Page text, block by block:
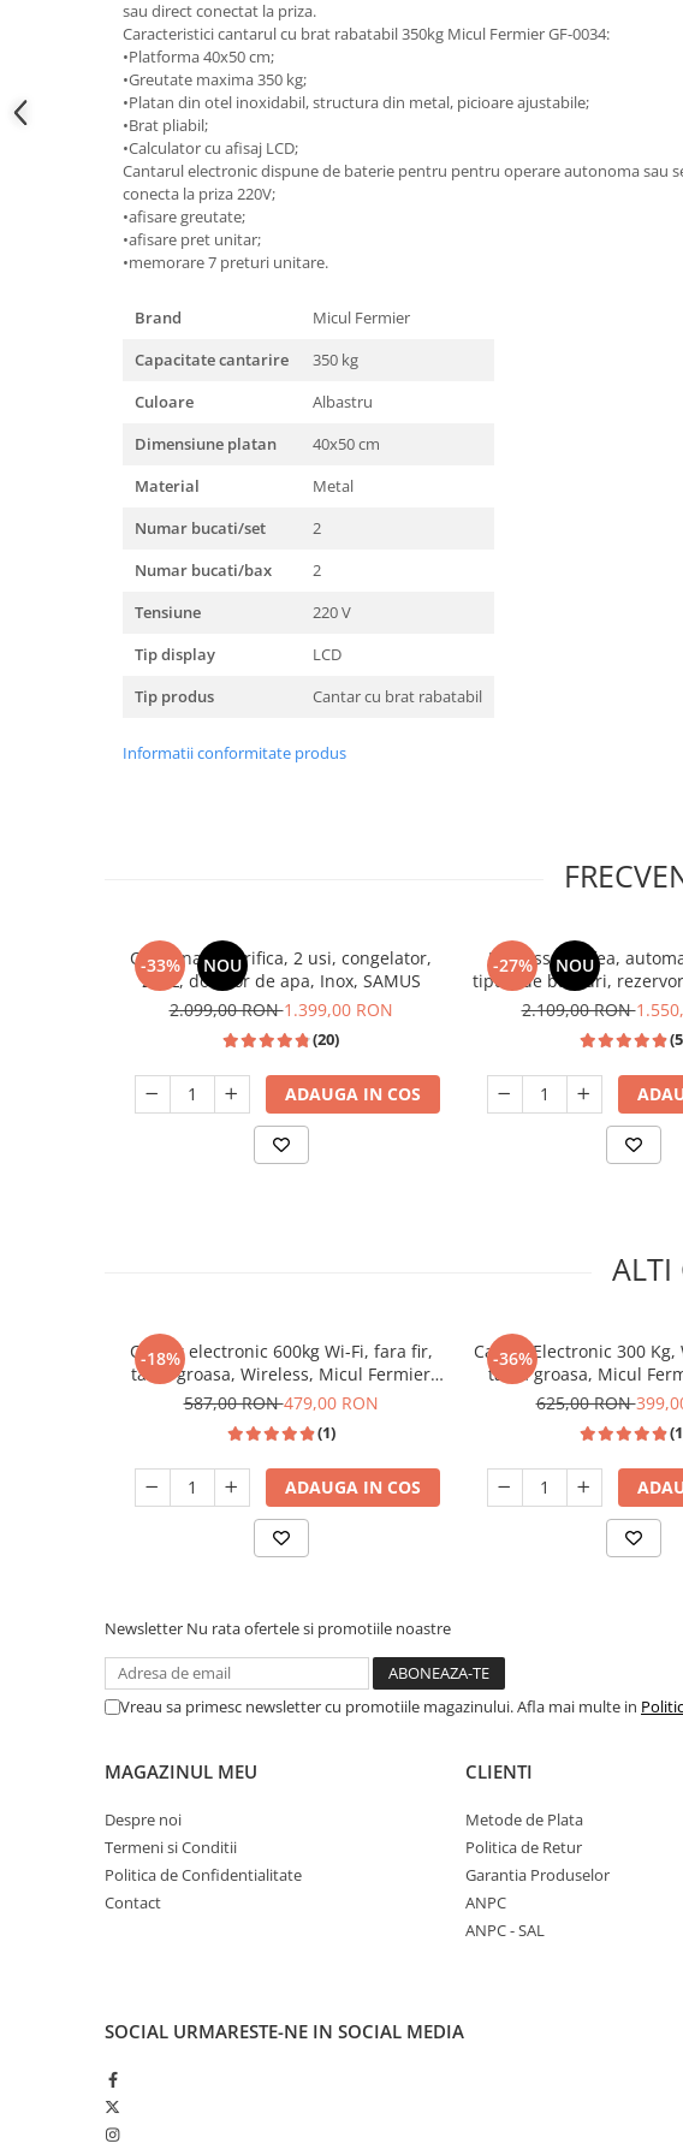
Hote bucatarie
Hote cupolare
Hote decorative
Hote incorporabile
Hote telescopice
Masini de Spalat Rufe & Uscatoare
Masini automate de spalat rufe
Masini de spalat rufe cu uscator
Uscatoare de rufe
Masini de spalat vase
Masini de spalat vase incorporabile
Motoburghiu/Foreza pamant
Pachete Incorporabile
Plasa umbrire
Sobe pe gaz & electrice
Suflante & Aspiratoare
Ventilatoare & Sisteme Racire
sau direct conectat la priza.
Caracteristici cantarul cu brat rabatabil 350kg Micul Fermier GF-0034:
•Platforma 40x50 cm;
•Greutate maxima 350 kg;
•Platan din otel inoxidabil, structura din metal, picioare ajustabile;
•Brat pliabil;
•Calculator cu afisaj LCD;
Cantarul electronic dispune de baterie pentru pentru operare autonoma sau
conecta la priza 220V;
•afisare greutate;
•afisare pret unitar;
•memorare 7 preturi unitare.
Brand
Micul Fermier
Capacitate cantarire
350 kg
Culoare
Albastru
Dimensiune platan
40x50 cm
Material
Metal
Numar bucati/set
2
Numar bucati/bax
2
Tensiune
220 V
Tip display
LCD
Tip produs
Cantar cu brat rabatabil
Informatii conformitate produs
-33% NOU
Combina frigorifica, 2 usi, congelator,
260L, dozator de apa, Inox, SAMUS
2.099,00 RON1.399,00 RON
(20)
ADAUGA IN COS
-27% NOU
Espressor cafea,
tipuri de bauturi,
1350W,
2.109,00 RON
ALTI
-18%
Cantar electronic 600kg Wi-Fi, fara fir,
tabla groasa, Wireless, Micul Fermier
GF-1120
587,00 RON479,00 RON
(1)
ADAUGA IN COS
-36%
Cantar Electronic 300 Kg,
tabla groasa, Micul
625,00 RON
Newsletter Nu rata ofertele si promotiile noastre
Vreau sa primesc newsletter cu promotiile magazinului. Afla mai multe in
MAGAZINUL MEU
Despre noi
Termeni si Conditii
Politica de Confidentialitate
Contact
CLIENTI
Metode de Plata
Politica de Retur
Garantia Produselor
ANPC
ANPC - SAL
SOCIAL URMARESTE-NE IN SOCIAL MEDIA